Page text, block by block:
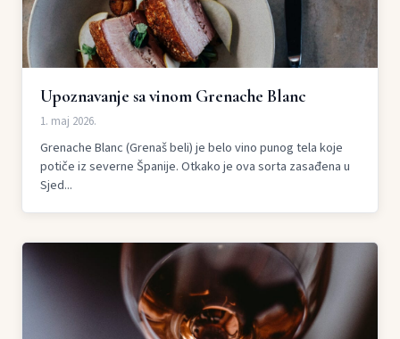
Upoznavanje sa vinom Grenache Blanc
1. maj 2026.
Grenache Blanc (Grenaš beli) je belo vino punog tela koje
potiče iz severne Španije. Otkako je ova sorta zasađena u
Sjed...